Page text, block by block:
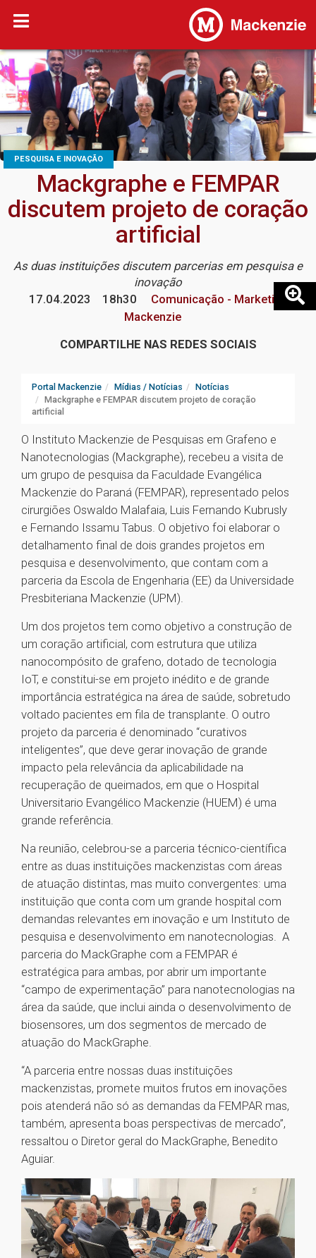
PESQUISA E INOVAÇÃO
Mackgraphe e FEMPAR
discutem projeto de coração
artificial
As duas instituições discutem parcerias em pesquisa e
inovação
17.04.2023
18h30
Comunicação - Marketing
Mackenzie
COMPARTILHE NAS REDES SOCIAIS
Portal Mackenzie Mídias / Notícias
Notícias
Mackgraphe e FEMPAR discutem projeto de coração
artificial
O Instituto Mackenzie de Pesquisas em Grafeno e
Nanotecnologias (Mackgraphe), recebeu a visita de
um grupo de pesquisa da Faculdade Evangélica
Mackenzie do Paraná (FEMPAR), representado pelos
cirurgiões Oswaldo Malafaia, Luis Fernando Kubrusly
e Fernando Issamu Tabus. O objetivo foi elaborar o
detalhamento final de dois grandes projetos em
pesquisa e desenvolvimento, que contam com a
parceria da Escola de Engenharia (EE) da Universidade
Presbiteriana Mackenzie (UPM).
Um dos projetos tem como objetivo a construção de
um coração artificial, com estrutura que utiliza
nanocompósito de grafeno, dotado de tecnologia
IoT, e constitui-se em projeto inédito e de grande
importância estratégica na área de saúde, sobretudo
voltado pacientes em fila de transplante. O outro
projeto da parceria é denominado “curativos
inteligentes”, que deve gerar inovação de grande
impacto pela relevância da aplicabilidade na
recuperação de queimados, em que o Hospital
Universitario Evangélico Mackenzie (HUEM) é uma
grande referência.
Na reunião, celebrou-se a parceria técnico-científica
entre as duas instituições mackenzistas com áreas
de atuação distintas, mas muito convergentes: uma
instituição que conta com um grande hospital com
demandas relevantes em inovação e um Instituto de
pesquisa e desenvolvimento em nanotecnologias. A
parceria do MackGraphe com a FEMPAR é
estratégica para ambas, por abrir um importante
“campo de experimentação” para nanotecnologias na
área da saúde, que inclui ainda o desenvolvimento de
biosensores, um dos segmentos de mercado de
atuação do MackGraphe.
“A parceria entre nossas duas instituições
mackenzistas, promete muitos frutos em inovações
pois atenderá não só as demandas da FEMPAR mas,
também, apresenta boas perspectivas de mercado”,
ressaltou o Diretor geral do MackGraphe, Benedito
Aguiar.